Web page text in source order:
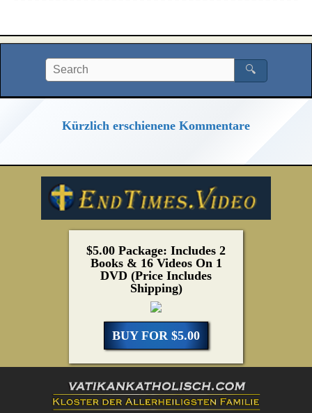
🔍
Kürzlich erschienene Kommentare
$5.00 Package: Includes 2
Books & 16 Videos On 1
DVD (Price Includes
Shipping)
BUY FOR $5.00